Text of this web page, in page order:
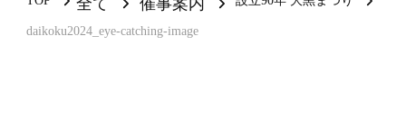
全て 催事案内
daikoku2024_eye-catching-image